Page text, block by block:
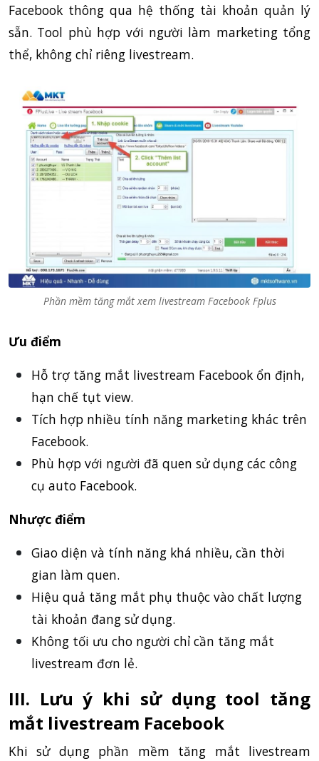
Facebook thông qua hệ thống tài khoản quản lý
sẵn. Tool phù hợp với người làm marketing tổng
thể, không chỉ riêng livestream.
Phần mềm tăng mắt xem livestream Facebook Fplus
Ưu điểm
Hỗ trợ tăng mắt livestream Facebook ổn định,
hạn chế tụt view.
Tích hợp nhiều tính năng marketing khác trên
Facebook.
Phù hợp với người đã quen sử dụng các công
cụ auto Facebook.
Nhược điểm
Giao diện và tính năng khá nhiều, cần thời
gian làm quen.
Hiệu quả tăng mắt phụ thuộc vào chất lượng
tài khoản đang sử dụng.
Không tối ưu cho người chỉ cần tăng mắt
livestream đơn lẻ.
III. Lưu ý khi sử dụng tool tăng
mắt livestream Facebook
Khi sử dụng phần mềm tăng mắt livestream